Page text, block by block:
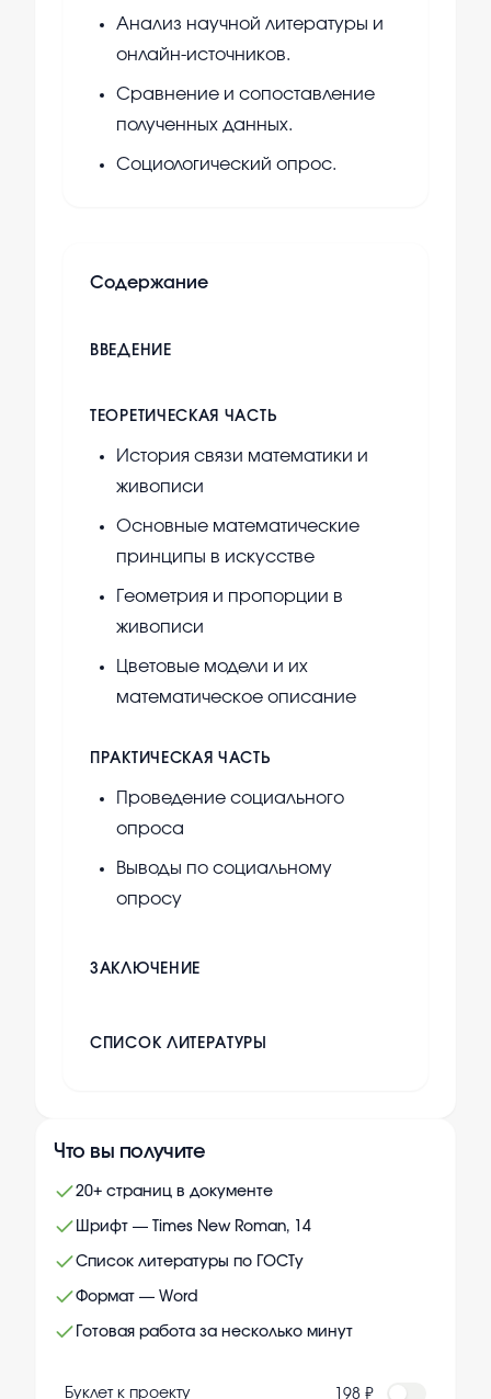
Анализ научной литературы и
онлайн-источников.
Сравнение и сопоставление
полученных данных.
Социологический опрос.
Содержание
ВВЕДЕНИЕ
ТЕОРЕТИЧЕСКАЯ ЧАСТЬ
История связи математики и
живописи
Основные математические
принципы в искусстве
Геометрия и пропорции в
живописи
Цветовые модели и их
математическое описание
ПРАКТИЧЕСКАЯ ЧАСТЬ
Проведение социального
опроса
Выводы по социальному
опросу
ЗАКЛЮЧЕНИЕ
СПИСОК ЛИТЕРАТУРЫ
Что вы получите
20+ страниц в документе
Шрифт — Times New Roman, 14
Список литературы по ГОСТу
Формат — Word
Готовая работа за несколько минут
Буклет к проекту 198 ₽